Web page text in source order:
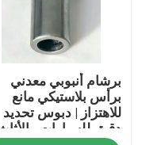
برشام أنبوبي معدني
برأس بلاستيكي مانع
للاهتزاز | دبوس تحديد
دقيق للسيارات والأثاث